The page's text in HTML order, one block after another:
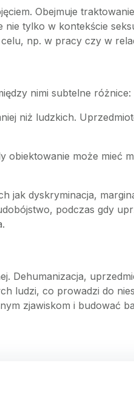
Obejmuje
nie tylko w kontekście
np. w pracy czy w
nimi subtelne różnice:
niż ludzkich.
obiektowanie może mieć
jak dyskryminacja,
podczas gdy
Dehumanizacja,
ludzi, co prowadzi do
zjawiskom i budować